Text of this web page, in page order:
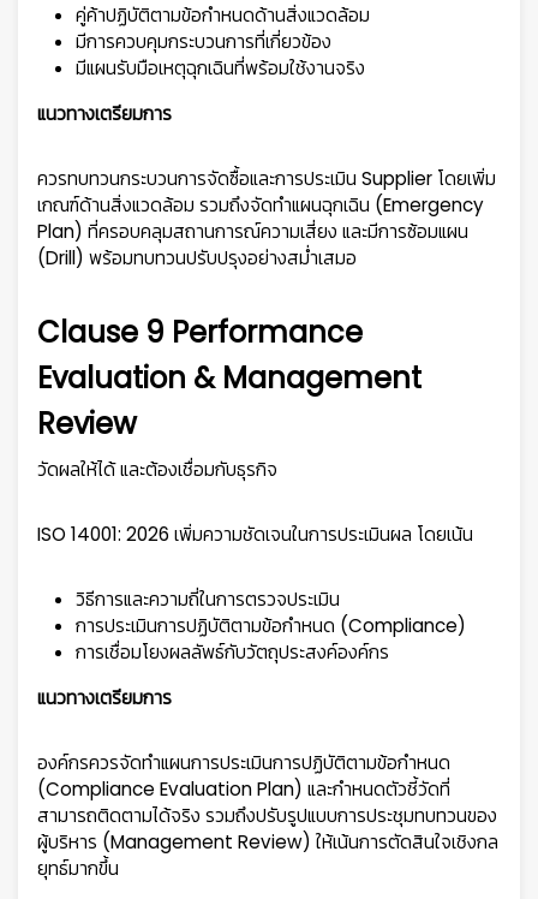
คู่ค้าปฏิบัติตามข้อกำหนดด้านสิ่งแวดล้อม
มีการควบคุมกระบวนการที่เกี่ยวข้อง
มีแผนรับมือเหตุฉุกเฉินที่พร้อมใช้งานจริง
แนวทางเตรียมการ
ควรทบทวนกระบวนการจัดซื้อและการประเมิน Supplier โดยเพิ่ม
เกณฑ์ด้านสิ่งแวดล้อม รวมถึงจัดทำแผนฉุกเฉิน (Emergency
Plan) ที่ครอบคลุมสถานการณ์ความเสี่ยง และมีการซ้อมแผน
(Drill) พร้อมทบทวนปรับปรุงอย่างสม่ำเสมอ
Clause 9 Performance
Evaluation & Management
Review
วัดผลให้ได้ และต้องเชื่อมกับธุรกิจ
ISO 14001: 2026 เพิ่มความชัดเจนในการประเมินผล โดยเน้น
วิธีการและความถี่ในการตรวจประเมิน
การประเมินการปฏิบัติตามข้อกำหนด (Compliance)
การเชื่อมโยงผลลัพธ์กับวัตถุประสงค์องค์กร
แนวทางเตรียมการ
องค์กรควรจัดทำแผนการประเมินการปฏิบัติตามข้อกำหนด
(Compliance Evaluation Plan) และกำหนดตัวชี้วัดที่
สามารถติดตามได้จริง รวมถึงปรับรูปแบบการประชุมทบทวนของ
ผู้บริหาร (Management Review) ให้เน้นการตัดสินใจเชิงกล
ยุทธ์มากขึ้น